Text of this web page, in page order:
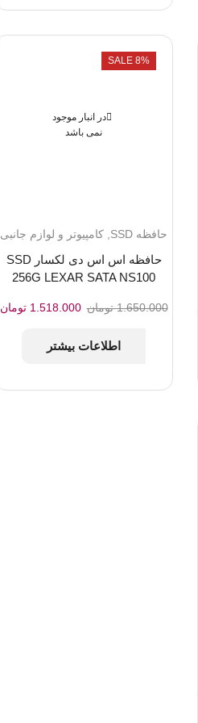
SALE 8%
در انبار موجود
نمی باشد
حافظه SSD , کامپیوتر و لوازم جانبی
حافظه اس اس دی لکسار SSD
256G LEXAR SATA NS100
1.650.000 تومان قیمت
1.518.000 تومان
اطلاعات بیشتر